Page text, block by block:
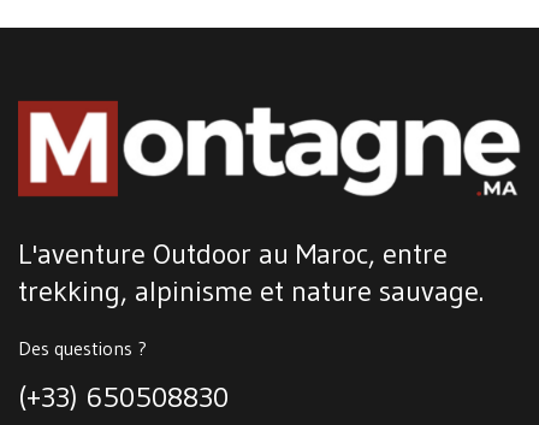
L'aventure Outdoor au Maroc, entre
trekking, alpinisme et nature sauvage.
Des questions ?
(+33) 650508830